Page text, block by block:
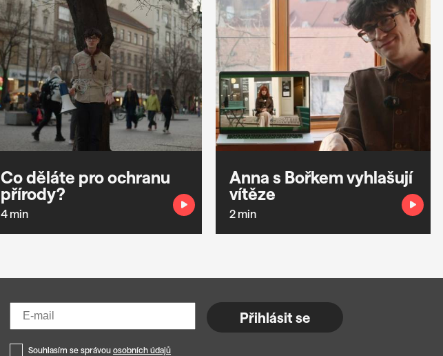
Co děláte pro ochranu
přírody?
4 min
Anna s Bořkem vyhlašují
vítěze
2 min
Přihlásit se
Souhlasím se správou osobních údajů